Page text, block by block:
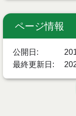
ページ情報
公開日
最終更新日